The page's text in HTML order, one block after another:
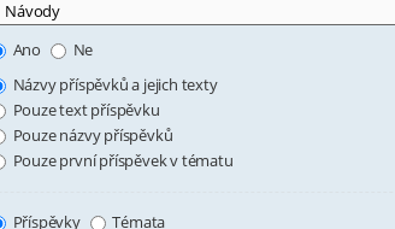
Ano
Ne
Názvy příspěvků a jejich texty
Pouze text příspěvku
Pouze názvy příspěvků
Pouze první příspěvek v tématu
Příspěvky Témata